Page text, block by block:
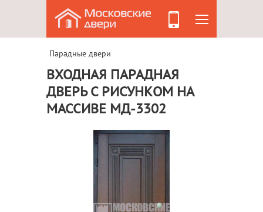
Парадные двери
ВХОДНАЯ ПАРАДНАЯ
ДВЕРЬ С РИСУНКОМ НА
МАССИВЕ МД-3302